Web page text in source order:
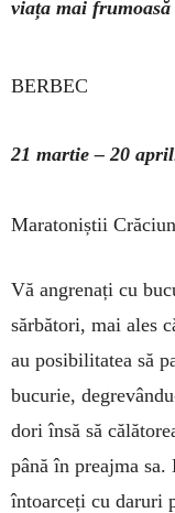
viața mai frumoasă
BERBEC
21 martie – 20
Maratoniștii
Vă angrenați cu
sărbători, mai ales
au posi­bilitatea să
bucurie,
dori însă să
pâ­nă în preajma
întoarceți cu daruri